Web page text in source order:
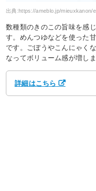
出典: https://ameblo.jp/mieuxkanon/
数種類のきのこの旨味を感
す。めんつゆなどを使った
です。ごぼうやこんにゃく
なってボリューム感が増しま
詳細はこちら